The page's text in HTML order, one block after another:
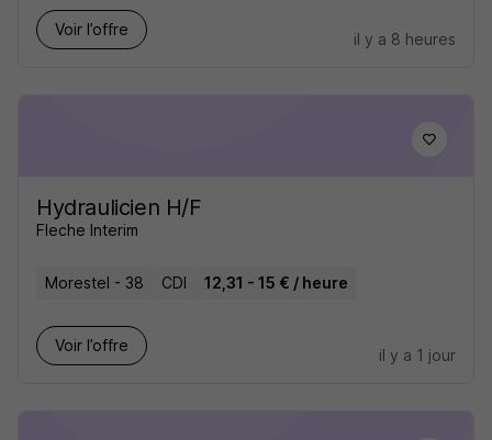
Voir l’offre
il y a 8 heures
Hydraulicien H/F
Fleche Interim
Morestel - 38 CDI 12,31 - 15 € / heure
Voir l’offre
il y a 1 jour